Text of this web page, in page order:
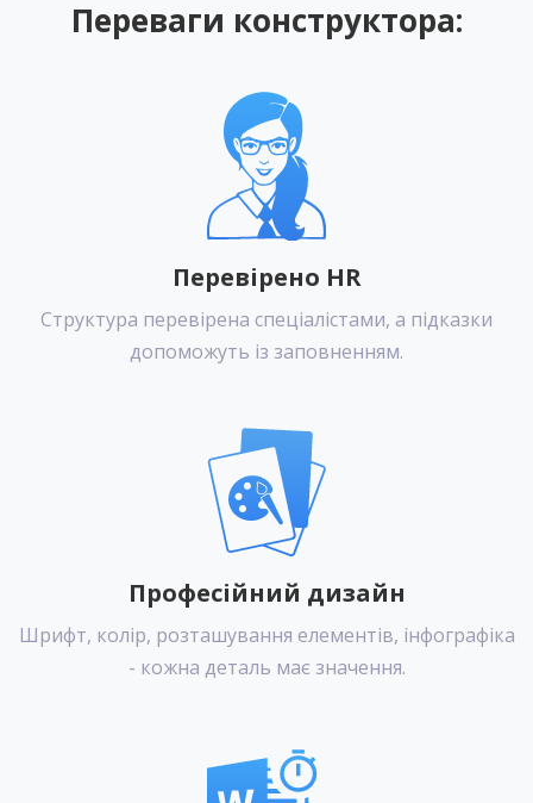
Переваги конструктора:
Перевірено HR
Структура перевірена спеціалістами, а підказки
допоможуть із заповненням.
Професійний дизайн
Шрифт, колір, розташування елементів, інфографіка
- кожна деталь має значення.